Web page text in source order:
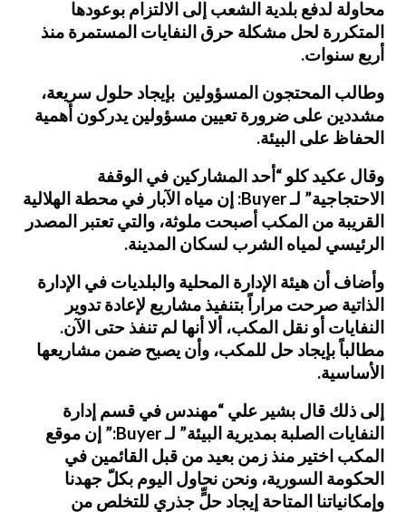
محاولة لدفع بلدية الشعب إلى الالتزام بوعودها
المتكررة لحل مشكلة حرق النفايات المستمرة منذ
أربع سنوات.
وطالب المحتجون المسؤولين بإيجاد حلول سريعة،
مشددين على ضرورة تعيين مسؤولين يدركون أهمية
الحفاظ على البيئة.
وقال عكيد كلو “أحد المشاركين في الوقفة
الاحتجاجية” لـ Buyer: إن مياه الآبار في محطة الهلالية
القريبة من المكب أصبحت ملوثة، والتي تعتبر المصدر
الرئيسي لمياه الشرب لسكان المدينة.
وأضاف أن هيئة الإدارة المحلية والبلديات في الإدارة
الذاتية صرحت مراراً بتنفيذ مشاريع لإعادة تدوير
النفايات أو نقل المكب، ألا أنها لم تنفذ حتى الآن.
مطالباً بإيجاد حل للمكب، وأن يصبح ضمن مشاريعها
الأساسية.
إلى ذلك قال بشير علي “مهندس في قسم إدارة
النفايات الصلبة بمديرية البيئة” لـ Buyer:” إن موقع
المكب اختير منذ زمن بعيد من قبل القائمين في
الحكومة السورية، ونحن نحاول اليوم بكلّ جهدنا
وإمكانياتنا المتاحة إيجاد حلٍّ جذري للتخلص من